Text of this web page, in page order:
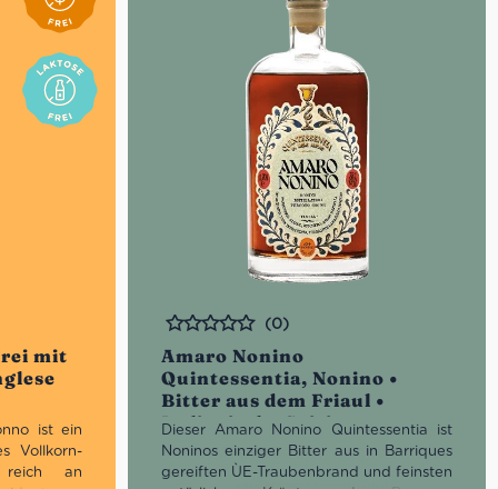
mit
ist ein
Vollkorn-
reich an
Amaro Nonino
Quintessentia, Nonino •
Bitter aus dem Friaul •
Italienische Spirituosen
Bewertet
(0)
Dieser Amaro Nonino Quintessentia ist
Noninos einziger Bitter aus in Barriques
gereiften ÙE-Traubenbrand und feinsten